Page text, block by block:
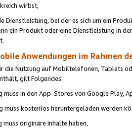
wirbst,
Dienstleistung, bei der es sich um ein
ein Produkt oder eine Dienstleistung in
Anwendungen im Rahmen
die Nutzung auf Mobiltelefonen, Tablets
gilt Folgendes:
muss in den App-Stores von Google Play,
muss kostenlos heruntergeladen werden
muss originäre Inhalte haben,